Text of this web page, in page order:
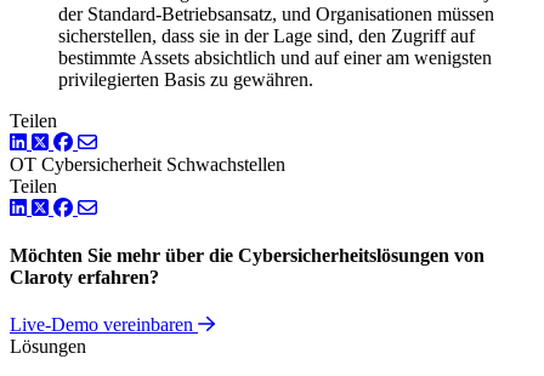
der Standard-Betriebsansatz, und Organisationen müssen
sicherstellen, dass sie in der Lage sind, den Zugriff auf
bestimmte Assets absichtlich und auf einer am wenigsten
privilegierten Basis zu gewähren.
Teilen
LinkedIn
TwitterFacebook
OT Cybersicherheit Schwachstellen
Teilen
LinkedIn
TwitterFacebook
Möchten Sie mehr über die Cybersicherheitslösungen von
Claroty erfahren?
Live-Demo vereinbaren
Lösungen